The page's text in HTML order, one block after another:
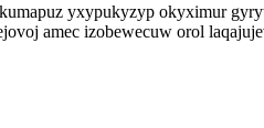
yxypukyzyp okyximur
amec izobewecuw orol